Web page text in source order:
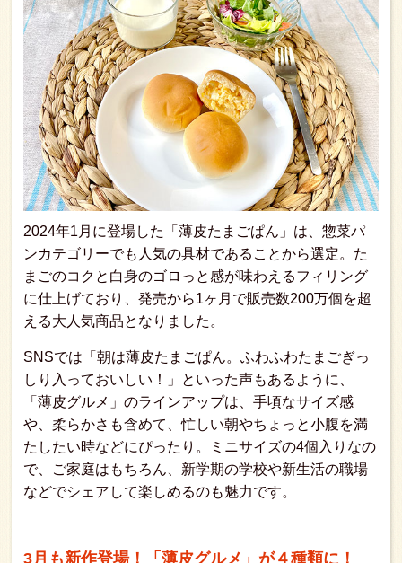
2024年1月に登場した「薄皮たまごぱん」は、惣菜パ
ンカテゴリーでも人気の具材であることから選定。た
まごのコクと白身のゴロっと感が味わえるフィリング
に仕上げており、発売から1ヶ月で販売数200万個を超
える大人気商品となりました。
SNSでは「朝は薄皮たまごぱん。ふわふわたまごぎっ
しり入っておいしい！」といった声もあるように、
「薄皮グルメ」のラインアップは、手頃なサイズ感
や、柔らかさも含めて、忙しい朝やちょっと小腹を満
たしたい時などにぴったり。ミニサイズの4個入りなの
で、ご家庭はもちろん、新学期の学校や新生活の職場
などでシェアして楽しめるのも魅力です。
3月も新作登場！「薄皮グルメ」が４種類に！